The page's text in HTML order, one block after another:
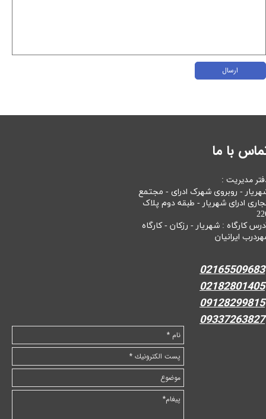
ارسال
با ما
مدیریت :
- روبروی شهرک ادرای - مجتمع
ادرای شهریار - طبقه دوم پلاک
کارگاه : شهریار - رزکان - کارگاه
ایرانیان
02165509683
02182801405
09128299815
09337263827